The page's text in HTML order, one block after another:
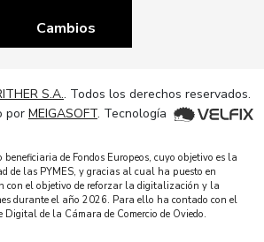
Cambios
S.A.. Todos los derechos reservados.
por MEIGASOFT. Tecnología
beneficiaria de Fondos Europeos, cuyo objetivo es la
de las PYMES, y gracias al cual ha puesto en
con el objetivo de reforzar la digitalización y la
durante el año 2026. Para ello ha contado con el
Digital de la Cámara de Comercio de Oviedo.